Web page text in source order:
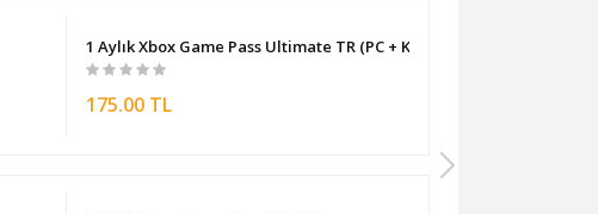
1 Aylık Xbox Game Pass Ultimate TR (PC + Konsol)
175.00 TL